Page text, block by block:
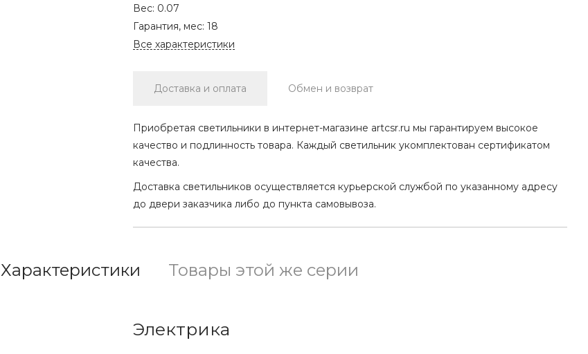
Вес: 0.07
Гарантия, мес: 18
Все характеристики
Доставка и оплата Обмен и возврат
Приобретая светильники в интернет-магазине artcsr.ru мы гарантируем высокое
качество и подлинность товара. Каждый светильник укомплектован сертификатом
качества.
Доставка светильников осуществляется курьерской службой по указанному адресу
до двери заказчика либо до пункта самовывоза.
Характеристики Товары этой же серии
Электрика